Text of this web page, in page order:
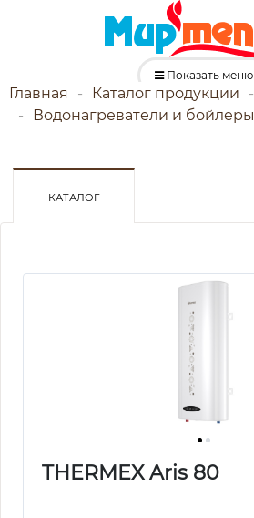
Показать меню
Главная Каталог продукции
Водонагреватели и бойлеры
КАТАЛОГ
THERMEX Aris 80